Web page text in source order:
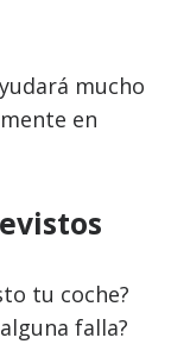
mucho
en
tu coche?
falla?